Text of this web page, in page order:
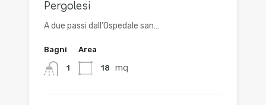
Pergolesi
A due passi dall’Ospedale san…
Bagni
1
Area
18 mq